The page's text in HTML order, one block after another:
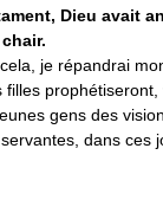
Dieu avait
je répandrai
filles
gens des
dans ces